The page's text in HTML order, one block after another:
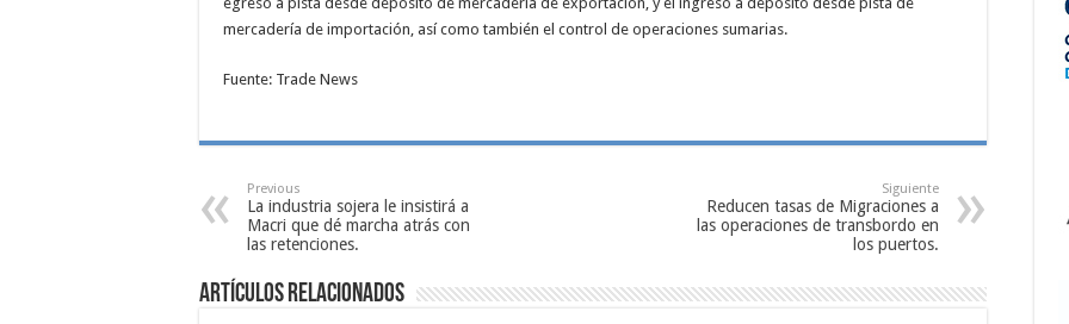
mercadería de importación, así como también el control de operaciones sumarias.
Fuente: Trade News
Previous
La industria sojera le insistirá a
Macri que dé marcha atrás con
las retenciones.
Siguiente
Reducen tasas de Migraciones a
las operaciones de transbordo en
los puertos.
Artículos relacionados